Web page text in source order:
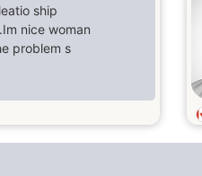
ship
nice woman
problem s
far its a little